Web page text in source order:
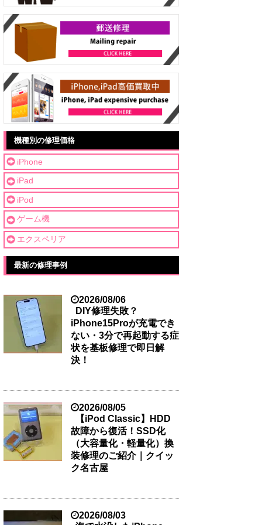
機種別の修理価格
iPhone
iPad
iPod
ゲーム機
エクスペリア
最新の修理事例
2026/08/06
DIY修理失敗？
iPhone15Proが充電でき
ない・3分で再起動する症
状を基板修理で即日解
決！
2026/08/05
【iPod Classic】HDD
故障から復活！SSD化
（大容量化・軽量化）換
装修理のご紹介｜クイッ
ク名古屋
2026/08/03